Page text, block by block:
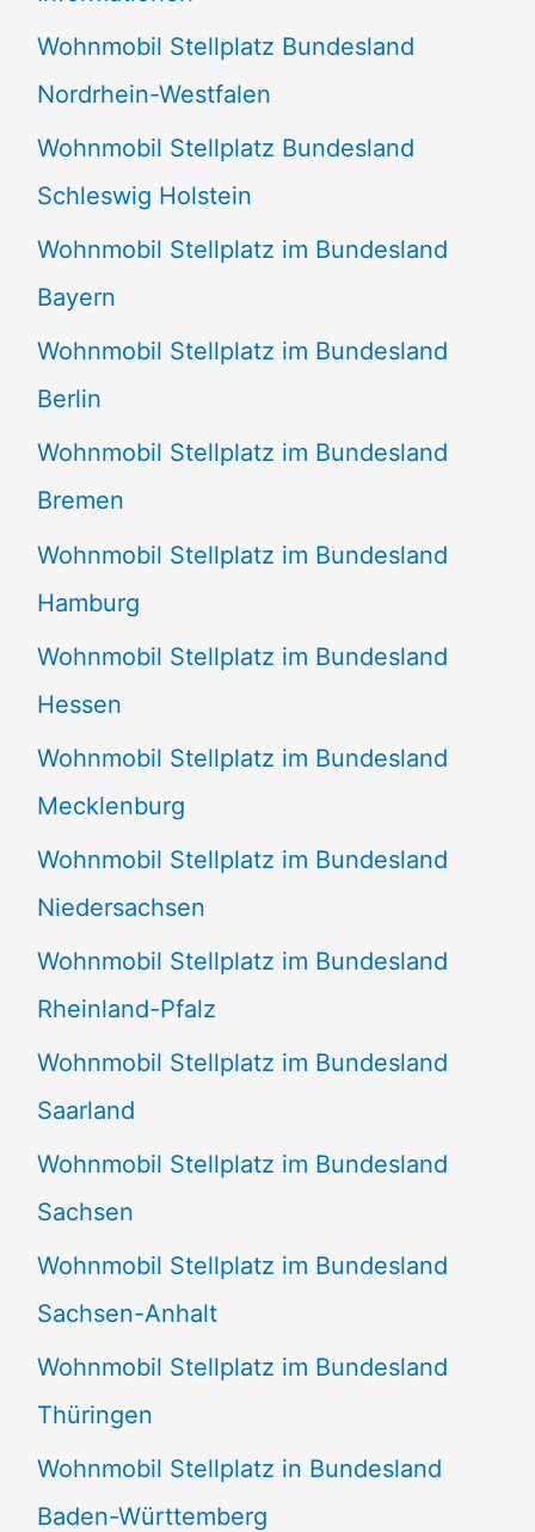
n
n
a
c
h
:
Wohnmobil Stellplatz Bundesland
Nordrhein-Westfalen
Wohnmobil Stellplatz Bundesland
Schleswig Holstein
Wohnmobil Stellplatz im Bundesland
Bayern
Wohnmobil Stellplatz im Bundesland
Berlin
Wohnmobil Stellplatz im Bundesland
Bremen
Wohnmobil Stellplatz im Bundesland
Hamburg
Wohnmobil Stellplatz im Bundesland
Hessen
Wohnmobil Stellplatz im Bundesland
Mecklenburg
Wohnmobil Stellplatz im Bundesland
Niedersachsen
Wohnmobil Stellplatz im Bundesland
Rheinland-Pfalz
Wohnmobil Stellplatz im Bundesland
Saarland
Wohnmobil Stellplatz im Bundesland
Sachsen
Wohnmobil Stellplatz im Bundesland
Sachsen-Anhalt
Wohnmobil Stellplatz im Bundesland
Thüringen
Wohnmobil Stellplatz in Bundesland
Baden-Württemberg